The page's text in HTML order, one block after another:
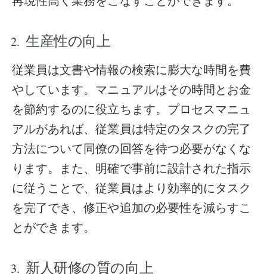
生産性の向上
従業員は文書や情報の検索に膨大な時間を費
やしています。マニュアルはその時間とお金
を節約するのに役立ちます。プロセスマニュ
アルがあれば、従業員は特定のタスクの完了
方法について同僚の回答を待つ必要がなくな
ります。また、明確で事前に設計された指示
に従うことで、従業員はより効率的にタスク
を完了でき、修正や追加の必要性を減らすこ
とができます。
新人研修の質の向上